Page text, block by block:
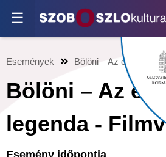
☰
Események Bölöni – Az erdélyi
Bölöni – Az
legenda -
Esemény időpontja